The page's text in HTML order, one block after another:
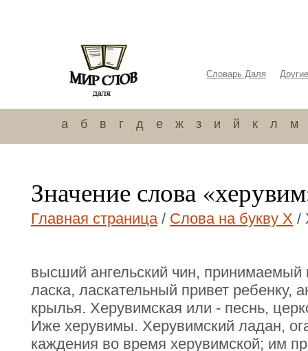
Словарь Даля
а б в г д е ж з и й к л м
Значение слова
Главная страница/ Слова на букву Х /
высший ангельский чин,
ласка, ласкательный привет ребенку,
крылья. Херувимская или - песнь,
Иже херувимы. Херувимский ладан,
каждения во время херувимской; им